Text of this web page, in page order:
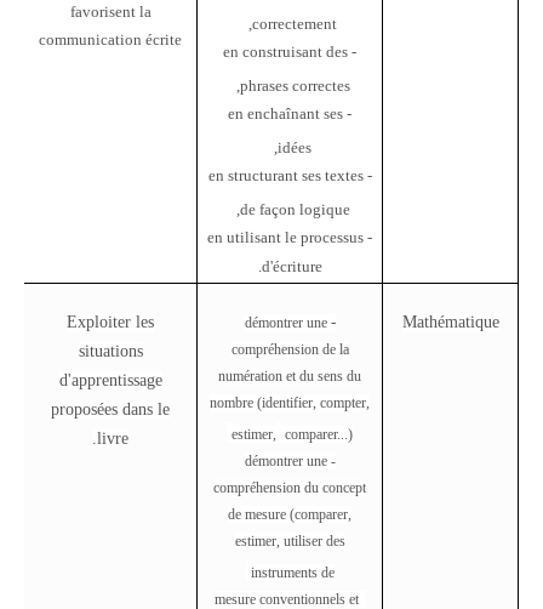
correctement,
- en construisant des
phrases correctes,
- en enchaînant ses
idées,
- en structurant ses textes
de façon logique,
- en utilisant le processus
d'écriture.
favorisent la
communication écrite
Mathématique
-
démontrer une
compréhension de la
numération et du sens du
nombre (identifier, compter,
estimer,
comparer...)
- démontrer une
compréhension du concept
de mesure (comparer,
estimer, utiliser des
instruments de
mesure conventionnels et
Exploiter les
situations
d'apprentissage
proposées dans le
livre.